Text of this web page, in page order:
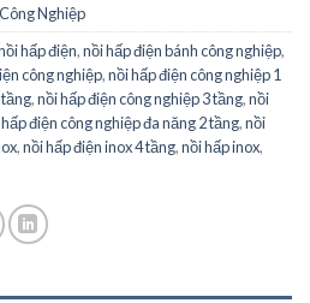
Nghiệp
hấp điện,nồi hấp điện bánh công nghiệp,
công nghiệp,nồi hấp điện công nghiệp 1
,nồi hấp điện công nghiệp 3 tầng,nồi
điện công nghiệp đa năng 2 tầng,nồi
,nồi hấp điện inox 4 tầng,nồi hấp inox,